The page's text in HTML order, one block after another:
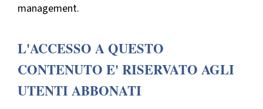
management.
L'ACCESSO A QUESTO
CONTENUTO E' RISERVATO AGLI
UTENTI ABBONATI